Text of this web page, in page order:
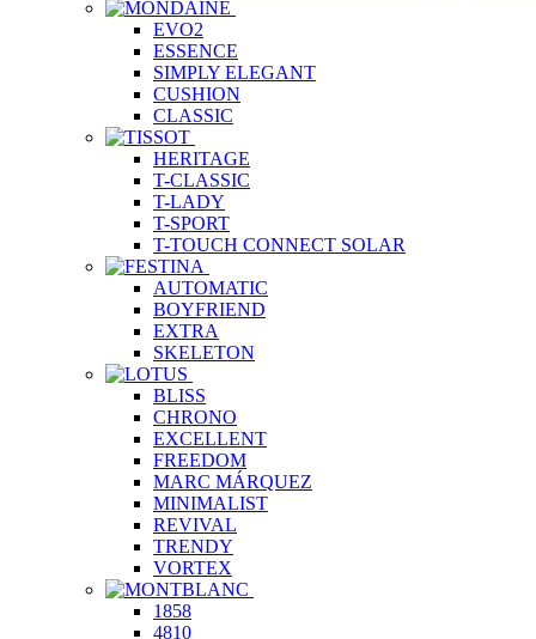
EVO2
ESSENCE
SIMPLY ELEGANT
CUSHION
CLASSIC
HERITAGE
T-CLASSIC
T-LADY
T-SPORT
T-TOUCH CONNECT SOLAR
AUTOMATIC
BOYFRIEND
EXTRA
SKELETON
BLISS
CHRONO
EXCELLENT
FREEDOM
MARC MÁRQUEZ
MINIMALIST
REVIVAL
TRENDY
VORTEX
1858
4810